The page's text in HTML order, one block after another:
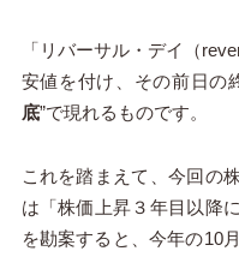
「リバーサル・デイ（
安値を付け、その前日の
底”で現れるものです。
これを踏まえて、今回の
は「株価上昇３年目以降
を勘案すると、今年の10